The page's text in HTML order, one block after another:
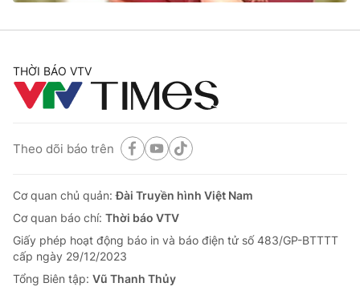
Thị trường
Góc doanh nghiệp
Truyền hình
Phim VTV
Hậu trường
Giải sao mai
Giải trí
Điện ảnh
Âm nhạc
Du lịch
Làm đẹp
Chất lượng cuộc sống
Tuyển sinh
Học trực tuyến
Công nghệ
Hitech Công nghệ tương lai
Sản phẩm
Giao lưu trực tuyến
THỜI BÁO VTV
Theo dõi báo trên
Cơ quan chủ quản:Đài Truyền hình Việt Nam
Cơ quan báo chí: Thời báo VTV
Giấy phép hoạt động báo in và báo điện tử số 483/GP-BTTTT
cấp ngày 29/12/2023
Tổng Biên tập: Vũ Thanh Thủy